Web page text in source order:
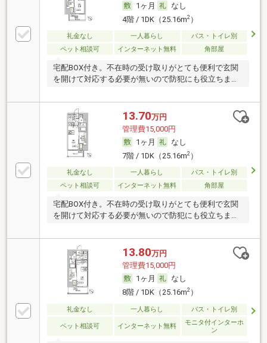
1ヶ月
なし
4階 / 1DK（25.16m2）
礼金なし 一人暮らし
バス・トイレ別
ペット相談可
インターネット無料 角部屋
宅配BOX付き。不在時の受け取りがとても便利で玄関
を開けて対応する必要が無いので防犯にも役立ちま
13.70万円
管理費15,000円
1ヶ月
なし
7階 / 1DK（25.16m2）
礼金なし 一人暮らし
バス・トイレ別
ペット相談可
インターネット無料 角部屋
宅配BOX付き。不在時の受け取りがとても便利で玄関
を開けて対応する必要が無いので防犯にも役立ちま
13.80万円
管理費15,000円
1ヶ月
なし
8階 / 1DK（25.16m2）
礼金なし 一人暮らし バス・トイレ別
ペット相談可 インターネット無料
モニタ付インターホ
ン